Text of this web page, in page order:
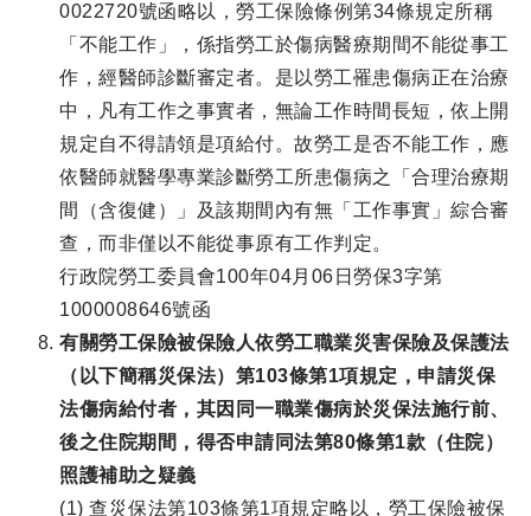
0022720號函略以，勞工保險條例第34條規定所稱
「不能工作」，係指勞工於傷病醫療期間不能從事工
作，經醫師診斷審定者。是以勞工罹患傷病正在治療
中，凡有工作之事實者，無論工作時間長短，依上開
規定自不得請領是項給付。故勞工是否不能工作，應
依醫師就醫學專業診斷勞工所患傷病之「合理治療期
間（含復健）」及該期間內有無「工作事實」綜合審
查，而非僅以不能從事原有工作判定。
行政院勞工委員會100年04月06日勞保3字第
1000008646號函
有關勞工保險被保險人依勞工職業災害保險及保護法
（以下簡稱災保法）第103條第1項規定，申請災保
法傷病給付者，其因同一職業傷病於災保法施行前、
後之住院期間，得否申請同法第80條第1款（住院）
照護補助之疑義
(1) 查災保法第103條第1項規定略以，勞工保險被保